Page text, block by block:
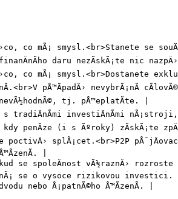
mÃ¡ smysl.<br>Stanete se
daru nezÃ­skÃ¡te nic
mÃ¡ smysl.<br>Dostanete
pÅ™Ã­padÄ› nevybrÃ¡nÃ­
nevÃ½hodnÃ©, tj. pÅ™eplatÃ­te. |
s tradiÄnÃ­mi investiÄnÃ­mi
kdy penÃ­ze (i s Ãºroky) zÃ­skÃ¡te
splÃ¡cet.<br>P2P
|
se spoleÄnost vÃ½raznÄ›
se o vysoce rizikovou investici.
nebo Å¡patnÃ©ho Å™Ã­zenÃ­. |